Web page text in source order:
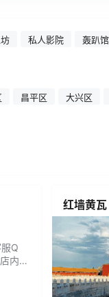
私人影院 轰趴馆
昌平区 大兴区
Q
内单
红墙黄瓦